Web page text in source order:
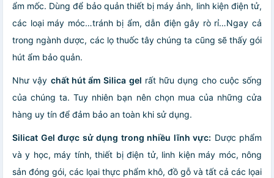
ẩm mốc. Dùng để bảo quản thiết bị máy ảnh, linh kiện điện tử,
các loại máy móc…tránh bị ẩm, dẫn điện gây rò rỉ…Ngay cả
trong ngành dược, các lọ thuốc tây chúng ta cũng sẽ thấy gói
hút ẩm bảo quản.
Như vậy chất hút ẩm Silica gel rất hữu dụng cho cuộc sống
của chúng ta. Tuy nhiên bạn nên chọn mua của những cửa
hàng uy tín để đảm bảo an toàn khi sử dụng.
Silicat Gel được sử dụng trong nhiều lĩnh vực: Dược phẩm
và y học, máy tính, thiết bị điện tử, linh kiện máy móc, nông
sản đóng gói, các lọai thực phẩm khô, đồ gỗ và tất cả các lọai